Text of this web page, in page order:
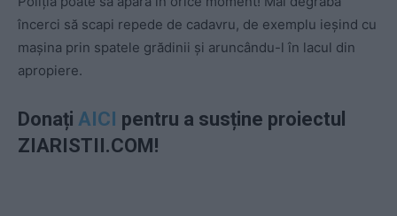
încerci să scapi repede de cadavru, de exemplu ieșind cu
mașina prin spatele grădinii și aruncându-l în lacul din
apropiere.
Donați AICI pentru a susține proiectul
ZIARISTII.COM!